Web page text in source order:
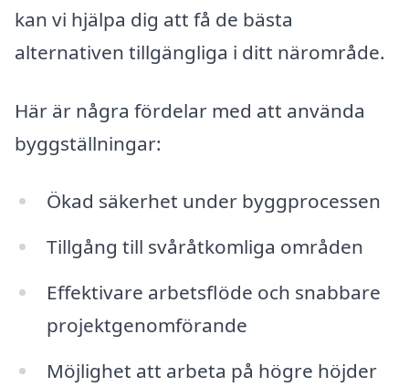
kan vi hjälpa dig att få de bästa
alternativen tillgängliga i ditt närområde.
Här är några fördelar med att använda
byggställningar:
Ökad säkerhet under byggprocessen
Tillgång till svåråtkomliga områden
Effektivare arbetsflöde och snabbare
projektgenomförande
Möjlighet att arbeta på högre höjder